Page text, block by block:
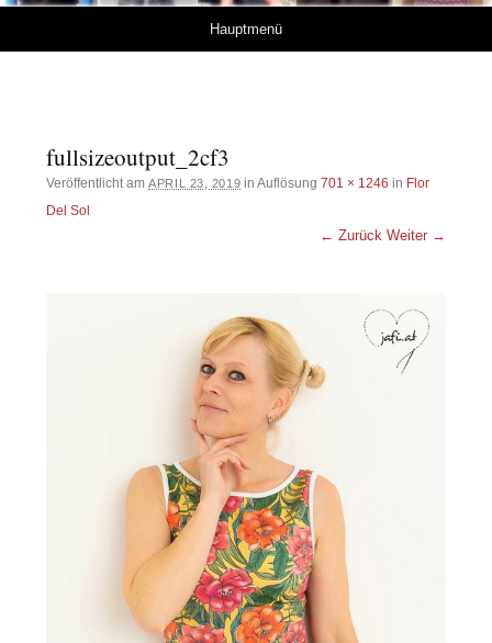
Hauptmenü
fullsizeoutput_2cf3
Veröffentlicht amAPRIL 23, 2019 in Auflösung701 × 1246 in Flor
Del Sol
← Zurück Weiter →